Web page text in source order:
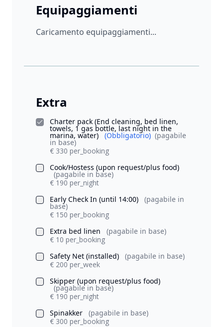
Equipaggiamenti
Caricamento equipaggiamenti...
Extra
Charter pack (End cleaning, bed linen,
towels, 1 gas bottle, last night in the
marina, water) (Obbligatorio) (pagabile
in base)
€ 330 per_booking
Cook/Hostess (upon request/plus food)
(pagabile in base)
€ 190 per_night
Early Check In (until 14:00)
(pagabile in
base)
€ 150 per_booking
Extra bed linen
(pagabile in base)
€ 10 per_booking
Safety Net (installed)
(pagabile in base)
€ 200 per_week
Skipper (upon request/plus food)
(pagabile in base)
€ 190 per_night
Spinakker
(pagabile in base)
€ 300 per_booking